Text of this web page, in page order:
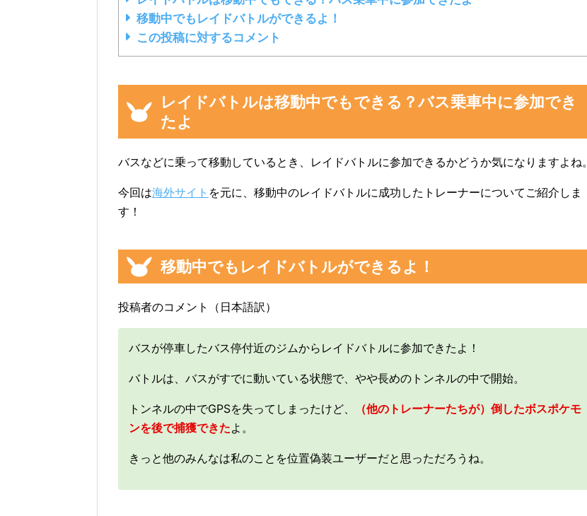
移動中でもレイドバトルができるよ！
この投稿に対するコメント
レイドバトルは移動中でもできる？バス乗車中に参加でき
たよ
バスなどに乗って移動しているとき、レイドバトルに参加できるかどうか気になりますよね。
今回は海外サイト を元に、移動中のレイドバトルに成功したトレーナーについてご紹介しま
す！
移動中でもレイドバトルができるよ！
投稿者のコメント（日本語訳）
バスが停車したバス停付近のジムからレイドバトルに参加できたよ！
バトルは、バスがすでに動いている状態で、やや長めのトンネルの中で開始。
トンネルの中でGPSを失ってしまったけど、
（他のトレーナーたちが）倒したボスポケモ
ンを後で捕獲できたよ。
きっと他のみんなは私のことを位置偽装ユーザーだと思っただろうね。